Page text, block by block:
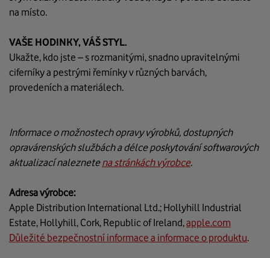
na místo.
VAŠE HODINKY, VÁŠ STYL.
Ukažte, kdo jste – s rozmanitými, snadno upravitelnými
ciferníky a pestrými řemínky v různých barvách,
provedeních a materiálech.
Informace o možnostech opravy výrobků, dostupných
opravárenských službách a délce poskytování softwarových
aktualizací naleznetena stránkách výrobce.
Adresa výrobce:
Apple Distribution International Ltd.; Hollyhill Industrial
Estate, Hollyhill, Cork, Republic of Ireland,apple.com
Důležité bezpečnostní informace a informace o produktu.